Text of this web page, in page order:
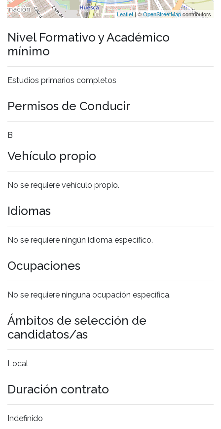
Leaflet| ©OpenStreetMapcontributors
Nivel Formativo y Académico
mínimo
Estudios primarios completos
Permisos de Conducir
B
Vehículo propio
No se requiere vehículo propio.
Idiomas
No se requiere ningún idioma específico.
Ocupaciones
No se requiere ninguna ocupación específica.
Ámbitos de selección de
candidatos/as
Local
Duración contrato
Indefinido